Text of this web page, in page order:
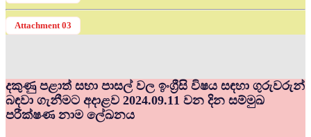
Attachment 03
දකුණු පළාත් සභා පාසල් වල ඉංග්‍රීසි විෂය සඳහා ගුරුවරුන්
බඳවා ගැනීමට අදාළව 2024.09.11 වන දින සම්මුඛ
පරීක්ෂණ නාම ලේඛනය